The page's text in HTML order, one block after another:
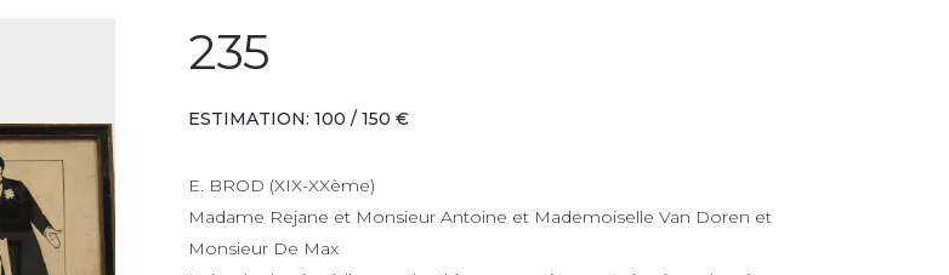
235
ESTIMATION: 100 / 150 €
E. BROD (XIX-XXème)
Madame Rejane et Monsieur Antoine et Mademoiselle Van Doren et
Monsieur De Max